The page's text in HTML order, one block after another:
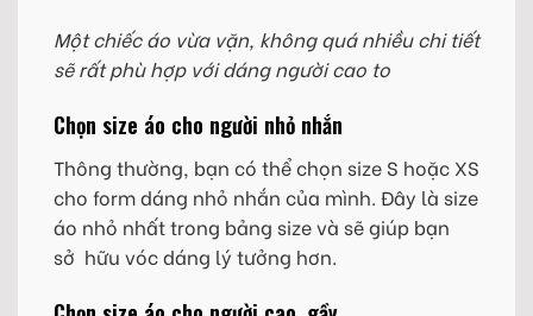
Một chiếc áo vừa vặn, không quá nhiều chi tiết
sẽ rất phù hợp với dáng người cao to
Chọn size áo cho người nhỏ nhắn
Thông thường, bạn có thể chọn size S hoặc XS
cho form dáng nhỏ nhắn của mình. Đây là size
áo nhỏ nhất trong bảng size và sẽ giúp bạn
sở hữu vóc dáng lý tưởng hơn.